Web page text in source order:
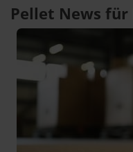
Pellet News